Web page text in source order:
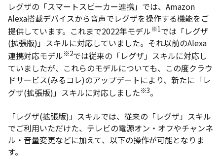
レグザの「スマートスピーカー連携」では、Amazon
Alexa搭載デバイスから音声でレグザを操作する機能をご
提供しています。これまで2022年モデル※1では「レグザ
(拡張版)」スキルに対応していました。それ以前のAlexa
連携対応モデル※2では従来の「レグザ」スキルに対応し
ていましたが、これらのモデルについても、この度クラウ
ドサービス(みるコレ)のアップデートにより、新たに「レ
グザ(拡張版)」スキルに対応しました※3。
「レグザ(拡張版)」スキルでは、従来の「レグザ」スキル
でご利用いただけた、テレビの電源オン・オフやチャンネ
ル・音量変更などに加えて、以下の操作が可能となりま
す。